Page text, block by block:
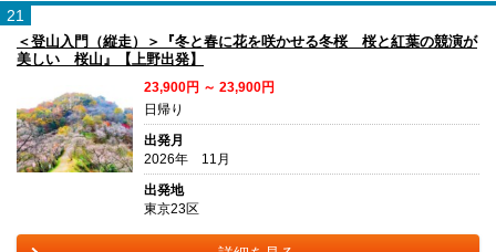
21
＜登山入門（縦走）＞『冬と春に花を咲かせる冬桜 桜と紅葉の競演が
美しい 桜山』【上野出発】
23,900円 ～ 23,900円
日帰り
出発月
2026年 11月
出発地
東京23区